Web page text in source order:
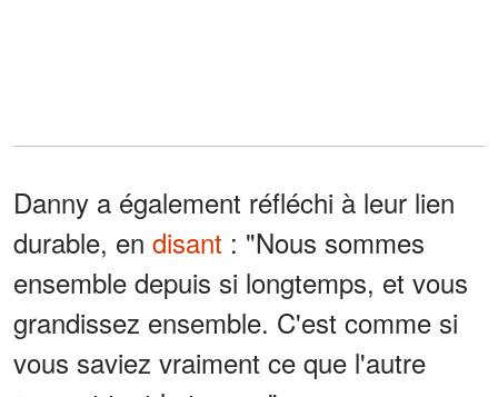
Danny a également réfléchi à leur lien
durable, en disant : "Nous sommes
ensemble depuis si longtemps, et vous
grandissez ensemble. C'est comme si
vous saviez vraiment ce que l'autre